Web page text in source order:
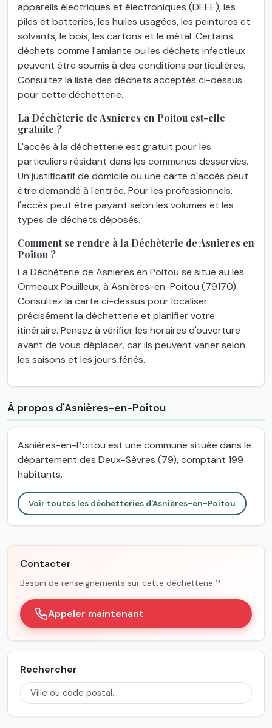
appareils électriques et électroniques (DEEE), les
piles et batteries, les huiles usagées, les peintures et
solvants, le bois, les cartons et le métal. Certains
déchets comme l'amiante ou les déchets infectieux
peuvent être soumis à des conditions particulières.
Consultez la liste des déchets acceptés ci-dessus
pour cette déchetterie.
La Déchèterie de Asnieres en Poitou est-elle
gratuite ?
L'accès à la déchetterie est gratuit pour les
particuliers résidant dans les communes desservies.
Un justificatif de domicile ou une carte d'accès peut
être demandé à l'entrée. Pour les professionnels,
l'accès peut être payant selon les volumes et les
types de déchets déposés.
Comment se rendre à la Déchèterie de Asnieres en
Poitou ?
La Déchèterie de Asnieres en Poitou se situe au les
Ormeaux Pouilleux, à Asnières-en-Poitou (79170).
Consultez la carte ci-dessus pour localiser
précisément la déchetterie et planifier votre
itinéraire. Pensez à vérifier les horaires d'ouverture
avant de vous déplacer, car ils peuvent varier selon
les saisons et les jours fériés.
À propos d'Asnières-en-Poitou
Asnières-en-Poitou est une commune située dans le
département des Deux-Sèvres (79), comptant 199
habitants.
Voir toutes les déchetteries d'Asnières-en-Poitou
Contacter
Besoin de renseignements sur cette déchetterie ?
Appeler maintenant
Rechercher